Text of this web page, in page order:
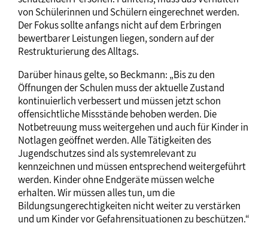
von Schülerinnen und Schülern eingerechnet werden.
Der Fokus sollte anfangs nicht auf dem Erbringen
bewertbarer Leistungen liegen, sondern auf der
Restrukturierung des Alltags.
Darüber hinaus gelte, so Beckmann: „Bis zu den
Öffnungen der Schulen muss der aktuelle Zustand
kontinuierlich verbessert und müssen jetzt schon
offensichtliche Missstände behoben werden. Die
Notbetreuung muss weitergehen und auch für Kinder in
Notlagen geöffnet werden. Alle Tätigkeiten des
Jugendschutzes sind als systemrelevant zu
kennzeichnen und müssen entsprechend weitergeführt
werden. Kinder ohne Endgeräte müssen welche
erhalten. Wir müssen alles tun, um die
Bildungsungerechtigkeiten nicht weiter zu verstärken
und um Kinder vor Gefahrensituationen zu beschützen.“